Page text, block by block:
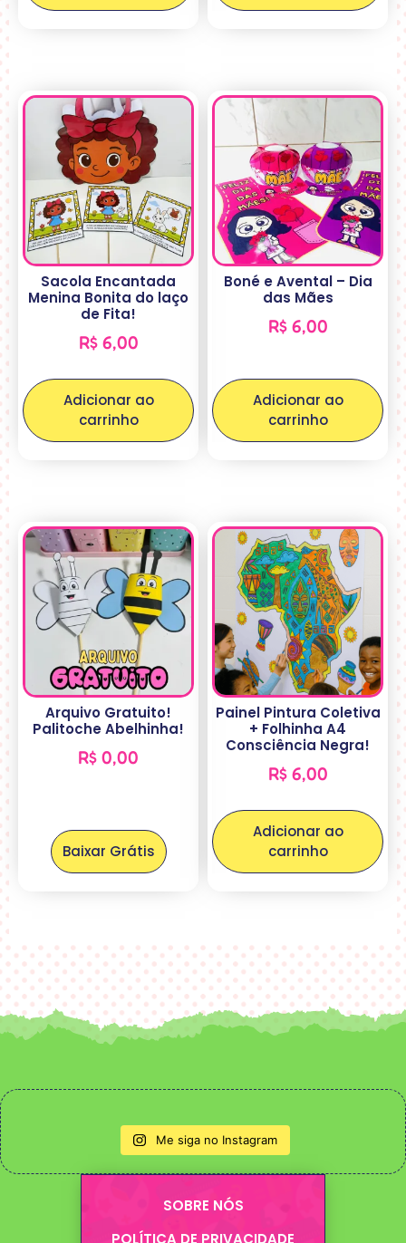
Sacola Encantada
Menina Bonita do laço
de Fita!
R$6,00
Adicionar ao
carrinho
Boné e Avental – Dia
das Mães
R$6,00
Adicionar ao
carrinho
Arquivo Gratuito!
Palitoche Abelhinha!
R$ 0,00
Baixar Grátis
Painel Pintura Coletiva
+ Folhinha A4
Consciência Negra!
R$6,00
Adicionar ao
carrinho
Me siga no Instagram
SOBRE NÓS
POLÍTICA DE PRIVACIDADE